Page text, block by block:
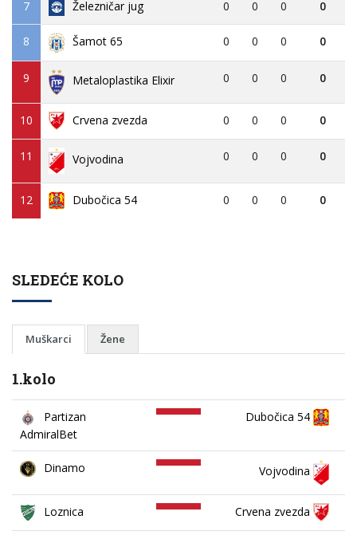
7 Železničar jug 0 0 0 0
8 Šamot 65 0 0 0 0
9 Metaloplastika Elixir 0 0 0 0
10 Crvena zvezda 0 0 0 0
11 Vojvodina 0 0 0 0
12 Dubočica 54 0 0 0 0
SLEDEĆE KOLO
Muškarci Žene
1.kolo
Partizan
AdmiralBet
Dubočica 54
Dinamo Vojvodina
Loznica Crvena zvezda